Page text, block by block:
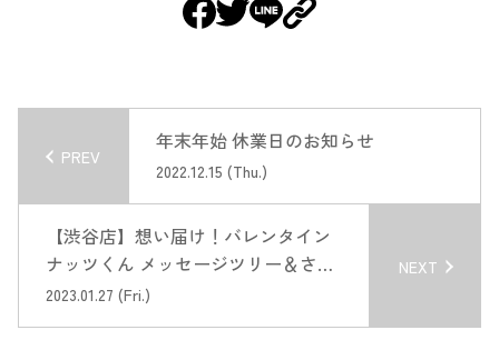
PREV
年末年始 休業日のお知らせ
2022.12.15 (Thu.)
【渋谷店】想い届け！バレンタイン
ナッツくん メッセージツリー＆さん
ぽイベント開催！
2023.01.27 (Fri.)
NEXT